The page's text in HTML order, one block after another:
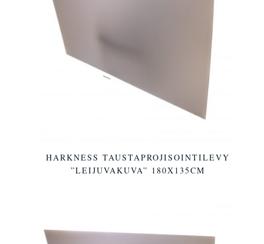
HARKNESS TAUSTAPROJISOINTILEVY
”LEIJUVAKUVA” 180X135CM